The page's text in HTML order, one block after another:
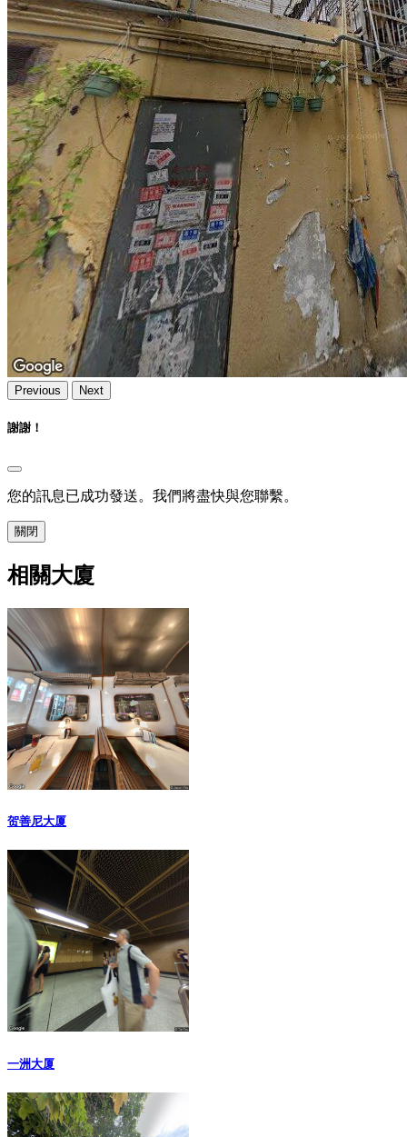
Previous Next
謝謝！
您的訊息已成功發送。我們將盡快與您聯繫。
關閉
相關大廈
贺善尼大厦
一洲大厦